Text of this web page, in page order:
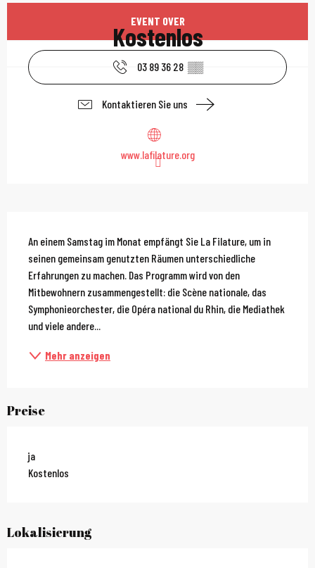
Öffnungszeiten &
EVENT OVER
Kostenlos
03 89 36 28 ▒▒
Kontaktieren Sie uns
www.lafilature.org
Beschreibung
An einem Samstag im Monat empfängt Sie La Filature, um in
seinen gemeinsam genutzten Räumen unterschiedliche
Erfahrungen zu machen. Das Programm wird von den
Mitbewohnern zusammengestellt: die Scène nationale, das
Symphonieorchester, die Opéra national du Rhin, die Mediathek
und viele andere...
Mehr anzeigen
Preise
ja
Kostenlos
Lokalisierung